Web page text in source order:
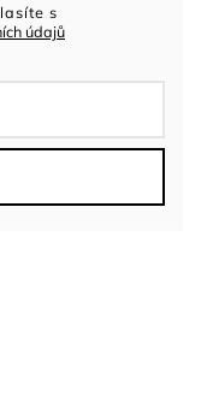
s
údajů